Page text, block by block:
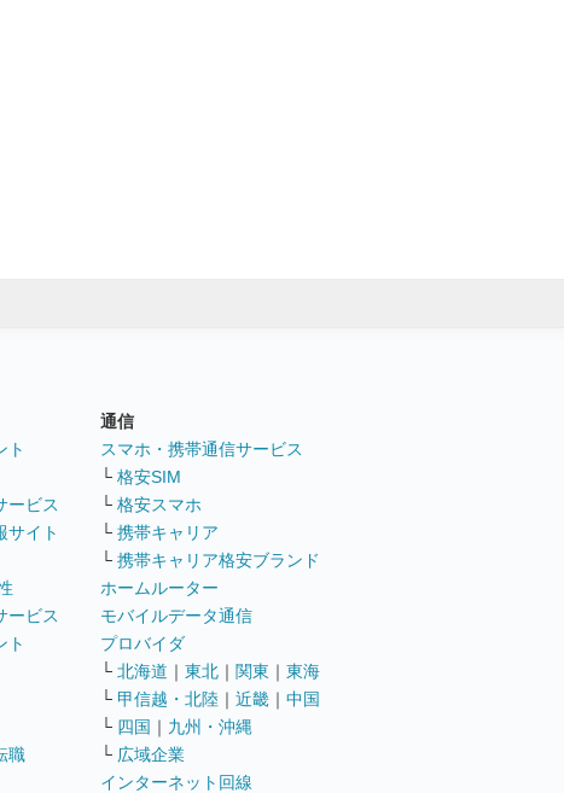
ト
ービス
サイト
ービス
ト
職
通信
スマホ・携帯通信サービス
└ 格安SIM
└ 格安スマホ
└ 携帯キャリア
└ 携帯キャリア格安ブランド
ホームルーター
モバイルデータ通信
プロバイダ
└ 北海道 ｜ 東北 ｜ 関東 ｜ 東海
└ 甲信越・北陸 ｜ 近畿 ｜ 中国
└ 四国 ｜ 九州・沖縄
└ 広域企業
インターネット回線